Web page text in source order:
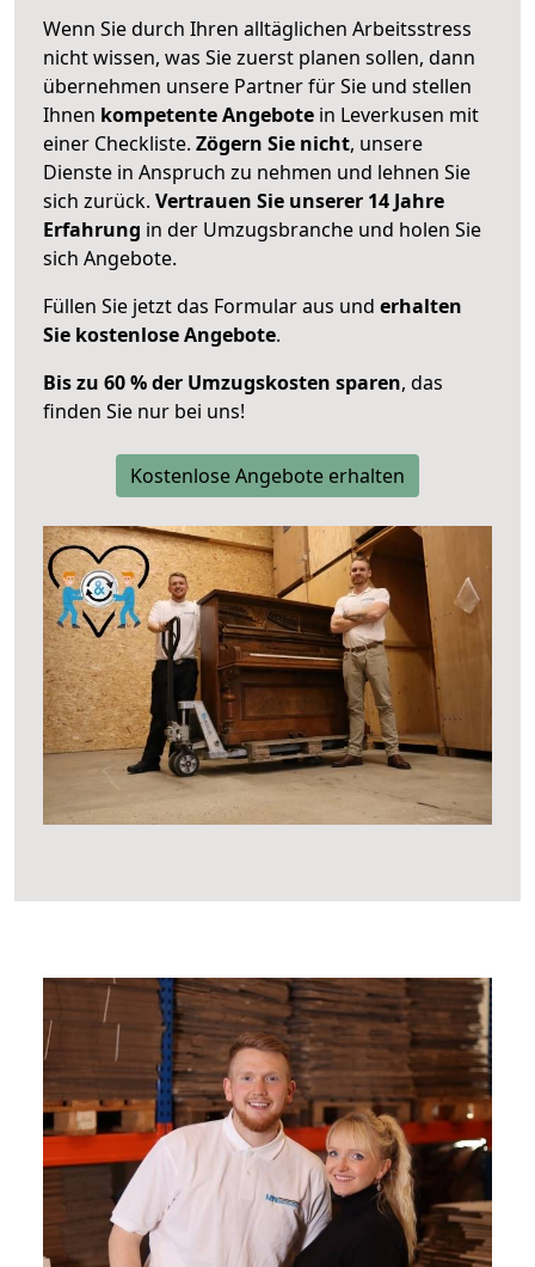
Wenn Sie durch Ihren alltäglichen Arbeitsstress
nicht wissen, was Sie zuerst planen sollen, dann
übernehmen unsere Partner für Sie und stellen
Ihnen kompetente Angebote in Leverkusen mit
einer Checkliste. Zögern Sie nicht, unsere
Dienste in Anspruch zu nehmen und lehnen Sie
sich zurück. Vertrauen Sie unserer 14 Jahre
Erfahrung in der Umzugsbranche und holen Sie
sich Angebote.
Füllen Sie jetzt das Formular aus und erhalten
Sie kostenlose Angebote.
Bis zu 60 % der Umzugskosten sparen, das
finden Sie nur bei uns!
Kostenlose Angebote erhalten